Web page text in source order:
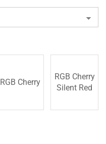
RGB Cherry
RGB Cherry
Silent Red